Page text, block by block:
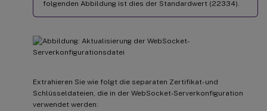
folgenden Abbildung ist dies der Standardwert (22334).
Extrahieren Sie wie folgt die separaten Zertifikat- und
Schlüsseldateien, die in der WebSocket-Serverkonfiguration
verwendet werden: